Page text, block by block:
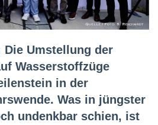
Die Umstellung der
Wasserstoffzüge
in der
Was in jüngster
undenkbar schien, ist